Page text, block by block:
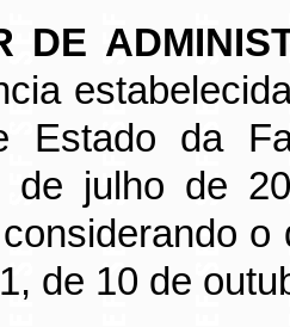
DE
Estado da
de julho de
o
de 10 de